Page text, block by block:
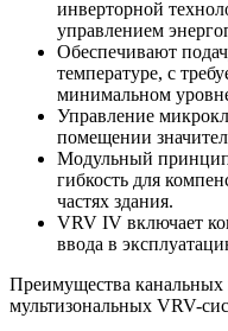
инверторной
управлением
Обеспечивают
температуре, с
минимальном
Управление
помещении
Модульный
гибкость для
частях здания.
VRV IV включает
ввода в
Преимущества канальных
мультизональных VRV-